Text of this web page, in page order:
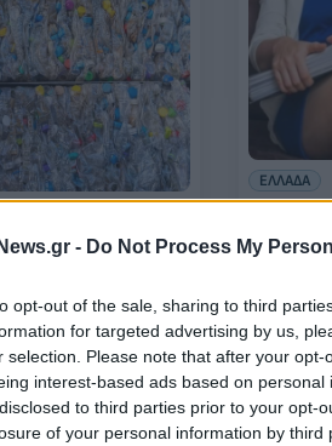
- Do Not Process My
opt-out of the sale, sharing to third
for targeted advertising by us,
selection. Please note that after your
interest-based ads based on
to third parties prior to your opt-
of your personal information by third
η εφαρμογή
ΕΛΛΑΔΑ
3 στα 4
09/12/2024